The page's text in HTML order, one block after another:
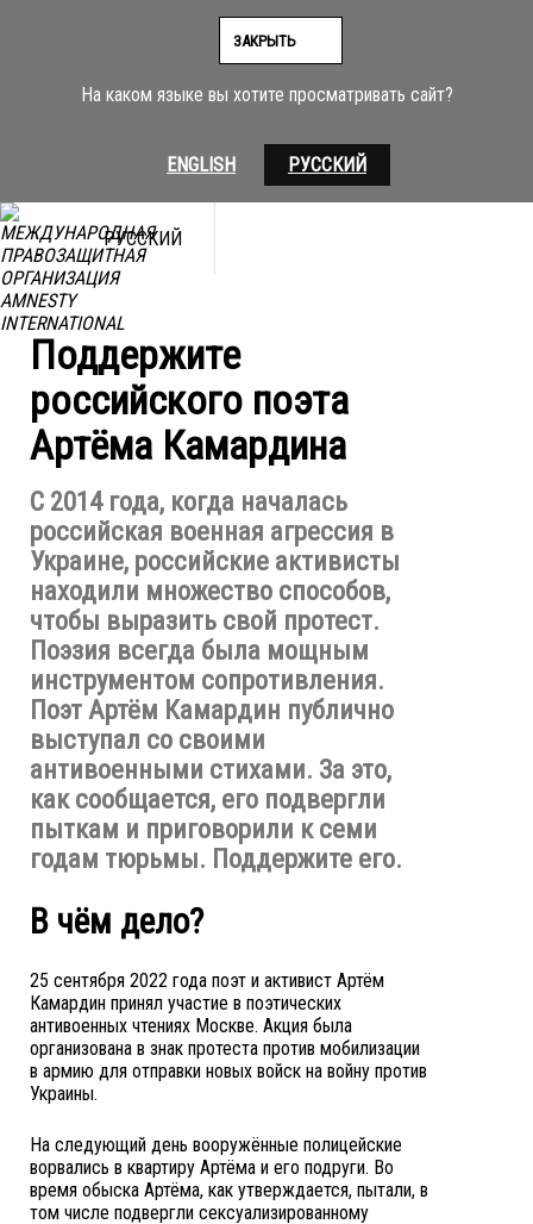
На каком языке вы хотите просматривать сайт?
ENGLISH РУССКИЙ
ЗАКРЫТЬ
РУССКИЙ
Поддержите
российского поэта
Артёма Камардина
С 2014 года, когда началась
российская военная агрессия в
Украине, российские активисты
находили множество способов,
чтобы выразить свой протест.
Поэзия всегда была мощным
инструментом сопротивления.
Поэт Артём Камардин публично
выступал со своими
антивоенными стихами. За это,
как сообщается, его подвергли
пыткам и приговорили к семи
годам тюрьмы. Поддержите его.
В чём дело?
25 сентября 2022 года поэт и активист Артём
Камардин принял участие в поэтических
антивоенных чтениях Москве. Акция была
организована в знак протеста против мобилизации
в армию для отправки новых войск на войну против
Украины.
На следующий день вооружённые полицейские
ворвались в квартиру Артёма и его подруги. Во
время обыска Артёма, как утверждается, пытали, в
том числе подвергли сексуализированному